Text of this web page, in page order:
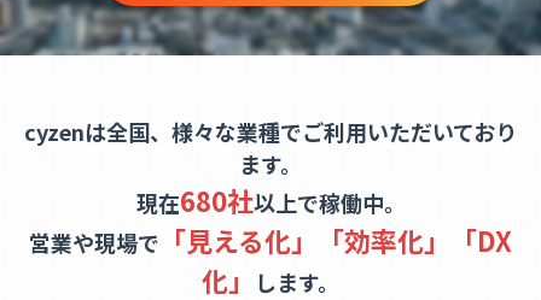
cyzenは全国、様々な業種でご利用いただいており
ます。
現在680社以上で稼働中。
営業や現場で 「見える化」「効率化」「DX
化」
します。